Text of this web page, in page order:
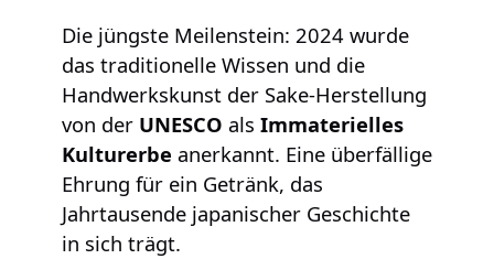
Die jüngste Meilenstein: 2024 wurde
das traditionelle Wissen und die
Handwerkskunst der Sake-Herstellung
von der UNESCO als Immaterielles
Kulturerbe anerkannt. Eine überfällige
Ehrung für ein Getränk, das
Jahrtausende japanischer Geschichte
in sich trägt.